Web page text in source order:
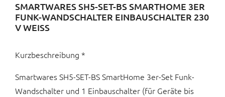
SMARTWARES SH5-SET-BS SMARTHOME 3ER
FUNK-WANDSCHALTER EINBAUSCHALTER 230
V WEISS
Kurzbeschreibung *
Smartwares SH5-SET-BS SmartHome 3er-Set Funk-
Wandschalter und 1 Einbauschalter (für Geräte bis